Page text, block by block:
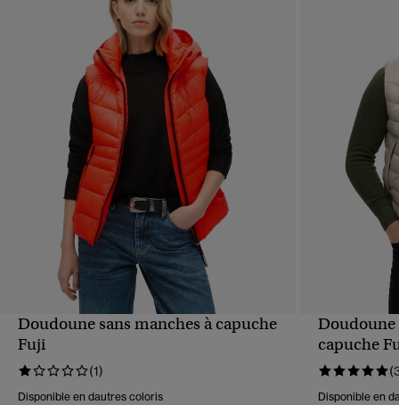
Doudoune sans manches à capuche
Fuji
(1)
Disponible en dautres coloris
Doudoune
capuche
Disponible en